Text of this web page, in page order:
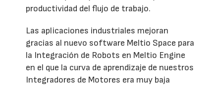
productividad del flujo de trabajo.
Las aplicaciones industriales mejoran
gracias al nuevo software Meltio Space para
la Integración de Robots en Meltio Engine
en el que la curva de aprendizaje de nuestros
Integradores de Motores era muy baja